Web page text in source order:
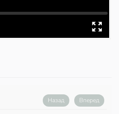
Назад Вперед